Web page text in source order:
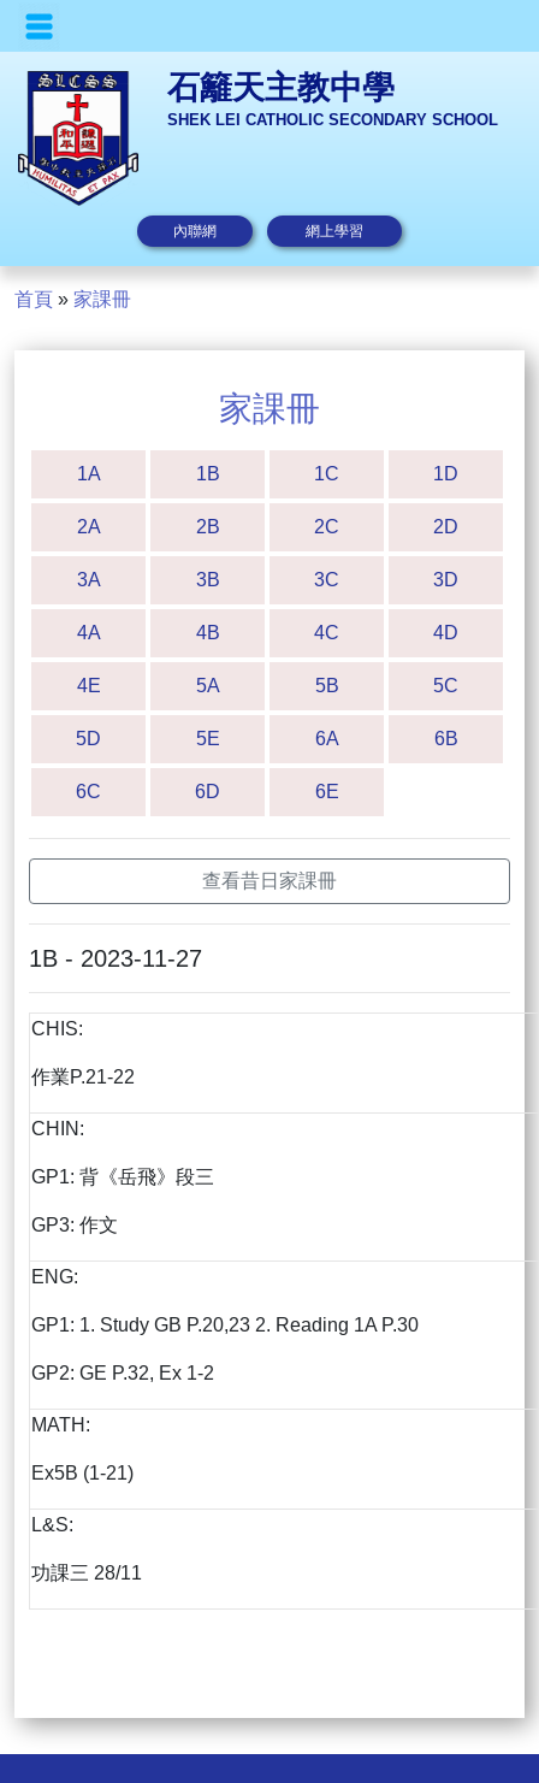
石籬天主教中學
SHEK LEI CATHOLIC SECONDARY SCHOOL
內聯網 網上學習
首頁 » 家課冊
家課冊
1A 1B 1C 1D
2A 2B 2C 2D
3A 3B 3C 3D
4A 4B 4C 4D
4E 5A 5B 5C
5D 5E 6A 6B
6C 6D 6E
查看昔日家課冊
1B - 2023-11-27
CHIS:
作業P.21-22
CHIN:
GP1: 背《岳飛》段三
GP3: 作文
ENG:
GP1: 1. Study GB P.20,23 2. Reading 1A P.30
GP2: GE P.32, Ex 1-2
MATH:
Ex5B (1-21)
L&S:
功課三 28/11